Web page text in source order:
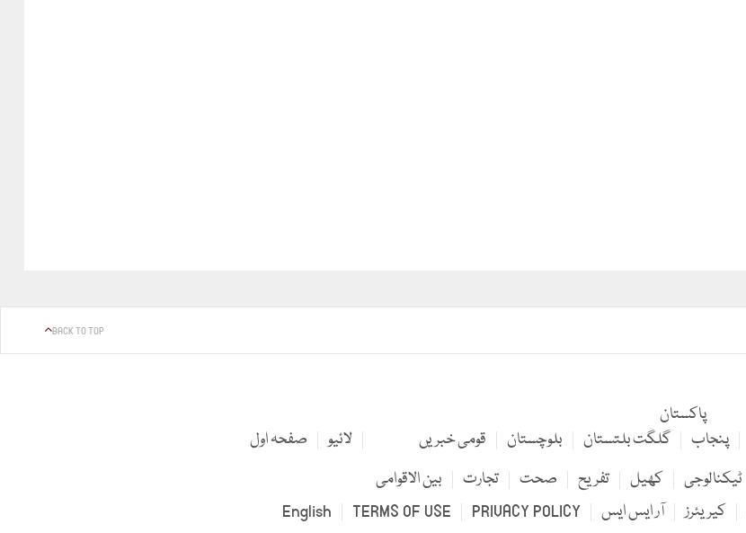
BACK TO TOP
صفحہ اول لائیو
پاکستان
قومی خبریں
بلوچستان گلگت بلتستان پنجاب
بین الاقوامی
تجارت صحت تفریح کھیل ٹیکنالوجی
English
TERMS OF USE PRIVACY POLICY آر ایس ایس کیریئرز